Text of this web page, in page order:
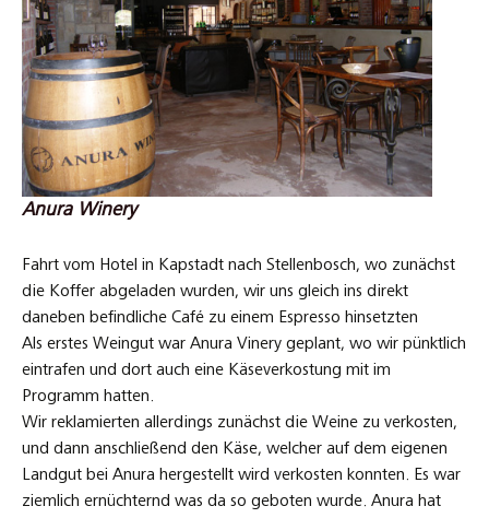
Anura Winery
Fahrt vom Hotel in Kapstadt nach Stellenbosch, wo zunächst
die Koffer abgeladen wurden, wir uns gleich ins direkt
daneben befindliche Café zu einem Espresso hinsetzten
Als erstes Weingut war Anura Vinery geplant, wo wir pünktlich
eintrafen und dort auch eine Käseverkostung mit im
Programm hatten.
Wir reklamierten allerdings zunächst die Weine zu verkosten,
und dann anschließend den Käse, welcher auf dem eigenen
Landgut bei Anura hergestellt wird verkosten konnten. Es war
ziemlich ernüchternd was da so geboten wurde. Anura hat